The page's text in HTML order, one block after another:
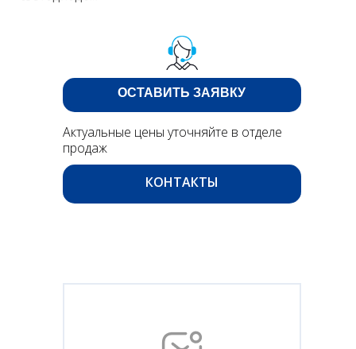
ОСТАВИТЬ ЗАЯВКУ
Актуальные цены уточняйте в отделе
продаж
КОНТАКТЫ